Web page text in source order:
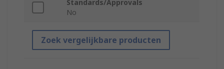
Standards/Approvals
No
Zoek vergelijkbare producten